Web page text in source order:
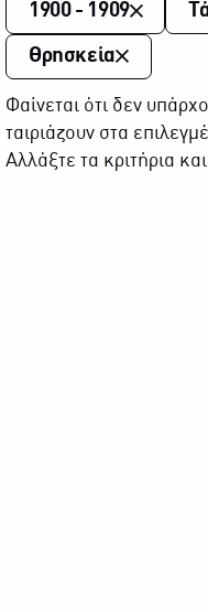
1900 - 1909
Θρησκεία
Φαίνεται ότι δεν
ταιριάζουν στα
Αλλάξτε τα κριτήρια